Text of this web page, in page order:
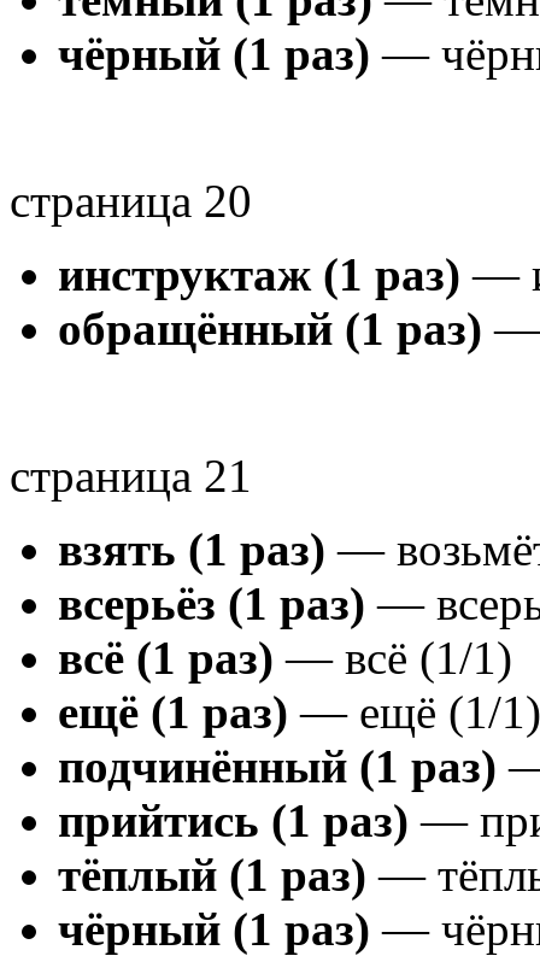
чёрный (1 раз) —
страница 20
инструктаж (1 раз) —
обращённый (1 раз) —
страница 21
взять (1 раз) —
всерьёз (1 раз) —
всё (1 раз) — всё (1/1)
ещё (1 раз) — ещё (1/1)
подчинённый (1 раз)
прийтись (1 раз) —
тёплый (1 раз) —
чёрный (1 раз) —